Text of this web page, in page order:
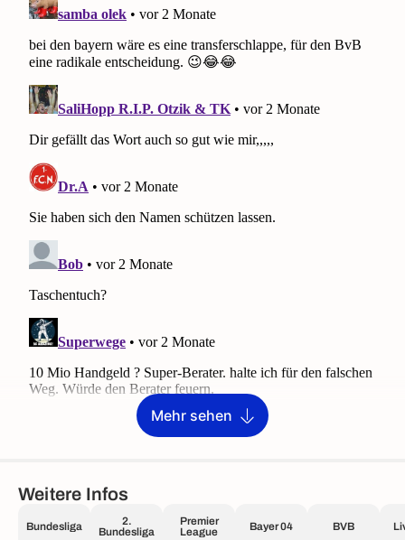
Mehr sehen
Weitere Infos
Bundesliga
2.
Bundesliga
Premier
League
Bayer 04 BVB